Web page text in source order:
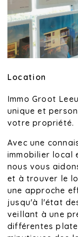
Location
Immo Groot
unique et
votre propriété.
Avec une
immobilier local
nous vous
et à trouver le
une approche
jusqu'à l'état
veillant à une
différentes